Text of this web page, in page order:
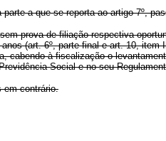
a que se reporta ao artigo 7º,
prova de filiação respectiva
(art. 6º, parte final e art. 10,
à fiscalização o
Social e no seu
em contrário.